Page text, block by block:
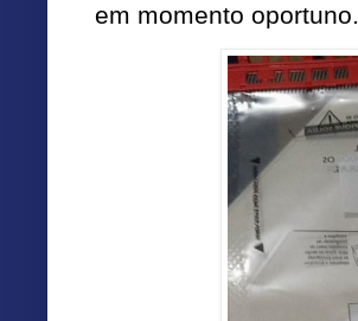
em momento oportuno.